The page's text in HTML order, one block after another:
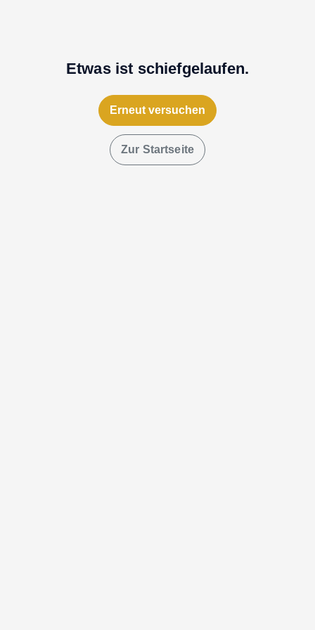
Etwas ist schiefgelaufen.
Erneut versuchen
Zur Startseite